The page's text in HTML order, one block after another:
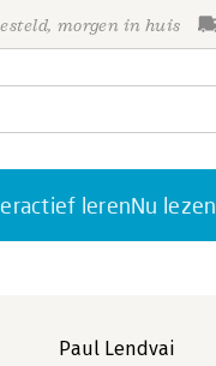
morgen in huis
lerenNu lezen
Paul Lendvai